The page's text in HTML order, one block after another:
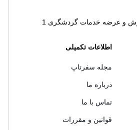
و عرضه خدمات گردشگری 1
اطلاعات تکمیلی
مجله سفرتاپ
درباره ما
تماس با ما
قوانین و مقررات